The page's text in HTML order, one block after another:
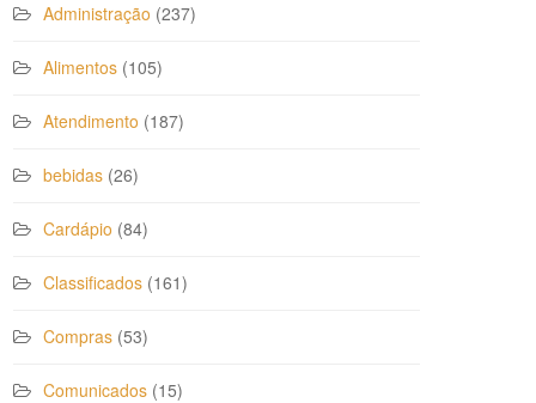
Administração (237)
Alimentos (105)
Atendimento (187)
bebidas (26)
Cardápio (84)
Classificados (161)
Compras (53)
Comunicados (15)